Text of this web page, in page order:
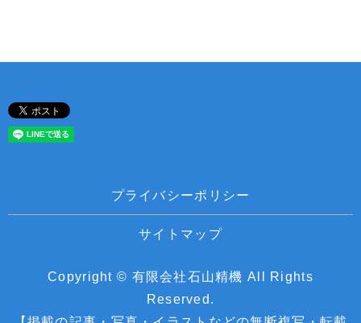
プライバシーポリシー
サイトマップ
Copyright © 有限会社石山精機 All Rights
Reserved.